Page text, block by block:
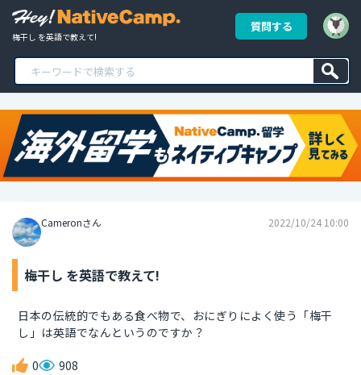
梅干し を英語で教えて!
質問する
Cameronさん 2022/10/24 10:00
梅干し を英語で教えて!
日本の伝統的でもある食べ物で、おにぎりによく使う「梅干
し」は英語でなんというのですか？
0 908